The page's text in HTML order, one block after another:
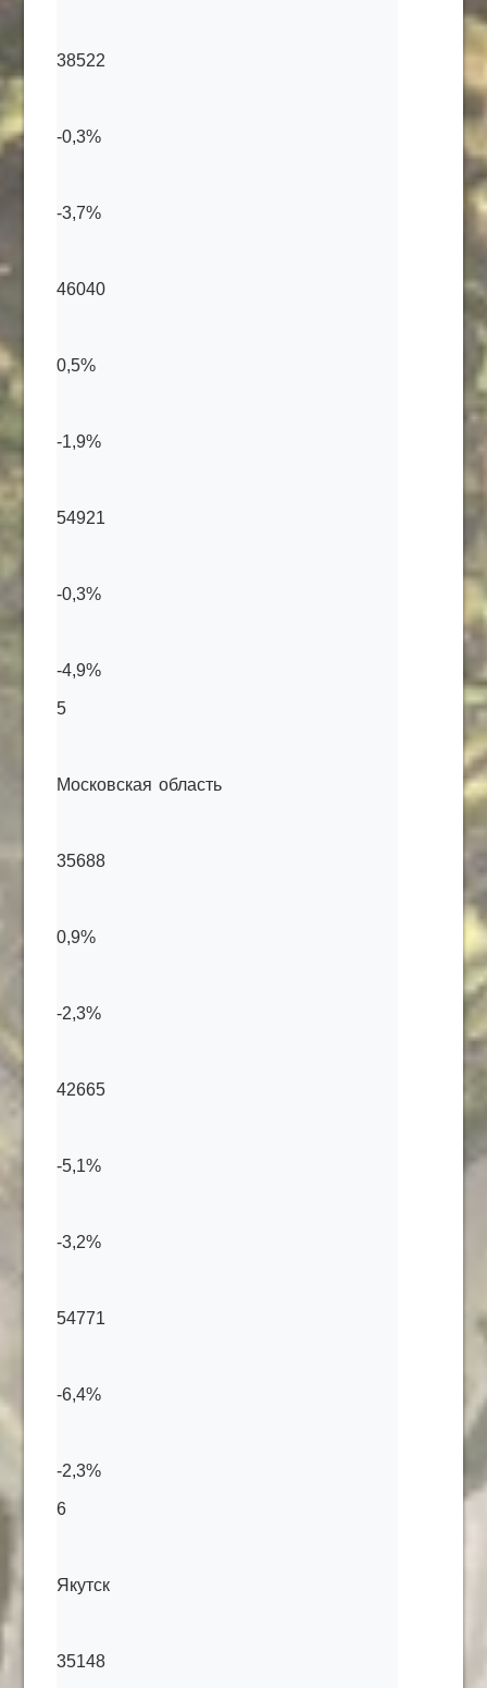
38522
-0,3%
-3,7%
46040
0,5%
-1,9%
54921
-0,3%
-4,9%
5
Московская область
35688
0,9%
-2,3%
42665
-5,1%
-3,2%
54771
-6,4%
-2,3%
6
Якутск
35148